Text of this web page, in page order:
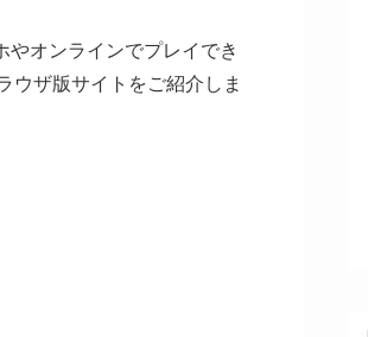
オンラインでプレイでき
ウザ版サイトをご紹介しま